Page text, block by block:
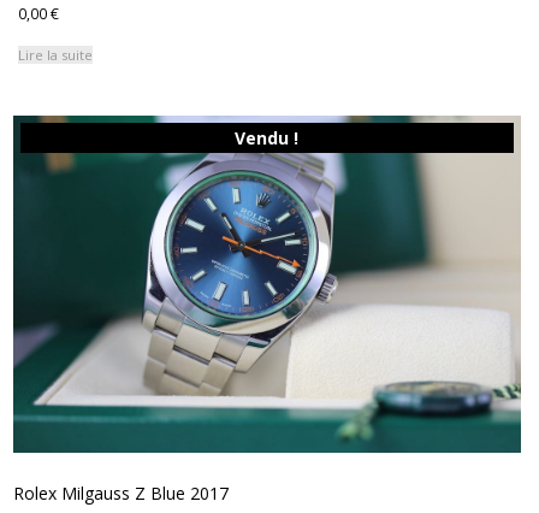
0,00€
Lire la suite
Vendu !
Rolex Milgauss Z Blue 2017